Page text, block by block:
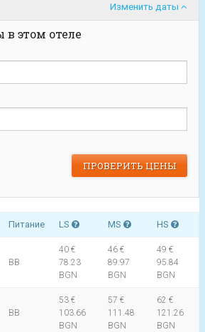
Изменить даты
этом отеле
Питание LS MS HS
BB
40 €
78.23
BGN
46 €
89.97
BGN
49 €
95.84
BGN
BB
53 €
103.66
BGN
57 €
111.48
BGN
62 €
121.26
BGN